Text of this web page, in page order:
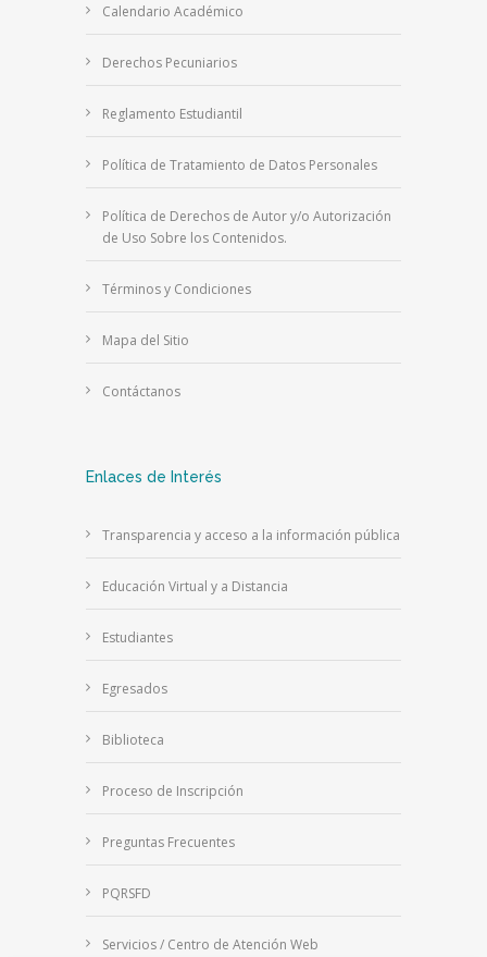
Calendario Académico
Derechos Pecuniarios
Reglamento Estudiantil
Política de Tratamiento de Datos Personales
Política de Derechos de Autor y/o Autorización
de Uso Sobre los Contenidos.
Términos y Condiciones
Mapa del Sitio
Contáctanos
Enlaces de Interés
Transparencia y acceso a la información pública
Educación Virtual y a Distancia
Estudiantes
Egresados
Biblioteca
Proceso de Inscripción
Preguntas Frecuentes
PQRSFD
Servicios / Centro de Atención Web